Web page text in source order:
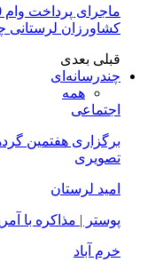
کشاورزان
قبلی بعدی
چندرسانه‌ای
همه
اجتماعی
برگزاری هفتمین
تصویری
امید لرستان
پوستر | مذاکره با
خرم آباد